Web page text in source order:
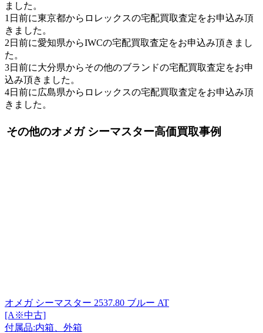
ました。
1日前に東京都からロレックスの宅配買取査定をお申込み頂
きました。
2日前に愛知県からIWCの宅配買取査定をお申込み頂きまし
た。
3日前に大分県からその他のブランドの宅配買取査定をお申
込み頂きました。
4日前に広島県からロレックスの宅配買取査定をお申込み頂
きました。
その他のオメガ シーマスター高価買取事例
オメガ シーマスター 2537.80 ブルー AT
[A※中古]
付属品:内箱、外箱